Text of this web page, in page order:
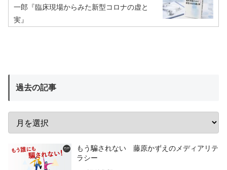
一郎『臨床現場からみた新型コロナの虚と
実』
過去の記事
もう騙されない 藤原かずえのメディアリテ
ラシー